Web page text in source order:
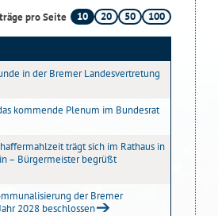
pro Seite 10 20 50 100
in der Bremer Landesvertretung
kommende Plenum im Bundesrat
trägt sich im Rathaus in
– Bürgermeister begrüßt
der Bremer
2028 beschlossen